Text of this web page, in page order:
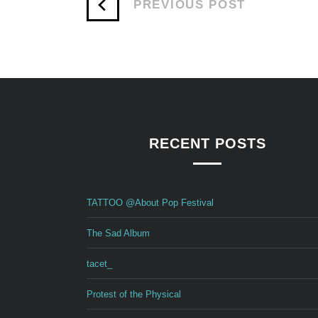
PREVIOUS POST
RECENT POSTS
TATTOO @About Pop Festival
The Sad Album
tacet_
Protest of the Physical